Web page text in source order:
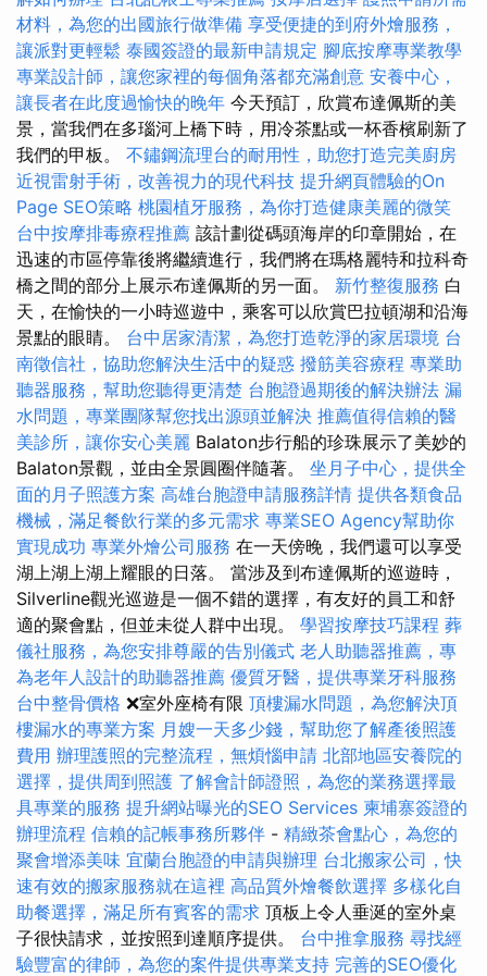
材料，為您的出國旅行做準備 享受便捷的到府外燴服務，
讓派對更輕鬆 泰國簽證的最新申請規定 腳底按摩專業教學
專業設計師，讓您家裡的每個角落都充滿創意 安養中心，
讓長者在此度過愉快的晚年 今天預訂，欣賞布達佩斯的美
景，當我們在多瑙河上橋下時，用冷茶點或一杯香檳刷新了
我們的甲板。 不鏽鋼流理台的耐用性，助您打造完美廚房
近視雷射手術，改善視力的現代科技 提升網頁體驗的On
Page SEO策略 桃園植牙服務，為你打造健康美麗的微笑
台中按摩排毒療程推薦 該計劃從碼頭海岸的印章開始，在
迅速的市區停靠後將繼續進行，我們將在瑪格麗特和拉科奇
橋之間的部分上展示布達佩斯的另一面。 新竹整復服務 白
天，在愉快的一小時巡遊中，乘客可以欣賞巴拉頓湖和沿海
景點的眼睛。 台中居家清潔，為您打造乾淨的家居環境 台
南徵信社，協助您解決生活中的疑惑 撥筋美容療程 專業助
聽器服務，幫助您聽得更清楚 台胞證過期後的解決辦法 漏
水問題，專業團隊幫您找出源頭並解決 推薦值得信賴的醫
美診所，讓你安心美麗 Balaton步行船的珍珠展示了美妙的
Balaton景觀，並由全景圓圈伴隨著。 坐月子中心，提供全
面的月子照護方案 高雄台胞證申請服務詳情 提供各類食品
機械，滿足餐飲行業的多元需求 專業SEO Agency幫助你
實現成功 專業外燴公司服務 在一天傍晚，我們還可以享受
湖上湖上湖上耀眼的日落。 當涉及到布達佩斯的巡遊時，
Silverline觀光巡遊是一個不錯的選擇，有友好的員工和舒
適的聚會點，但並未從人群中出現。 學習按摩技巧課程 葬
儀社服務，為您安排尊嚴的告別儀式 老人助聽器推薦，專
為老年人設計的助聽器推薦 優質牙醫，提供專業牙科服務
台中整骨價格 ❌室外座椅有限 頂樓漏水問題，為您解決頂
樓漏水的專業方案 月嫂一天多少錢，幫助您了解產後照護
費用 辦理護照的完整流程，無煩惱申請 北部地區安養院的
選擇，提供周到照護 了解會計師證照，為您的業務選擇最
具專業的服務 提升網站曝光的SEO Services 柬埔寨簽證的
辦理流程 信賴的記帳事務所夥伴 - 精緻茶會點心，為您的
聚會增添美味 宜蘭台胞證的申請與辦理 台北搬家公司，快
速有效的搬家服務就在這裡 高品質外燴餐飲選擇 多樣化自
助餐選擇，滿足所有賓客的需求 頂板上令人垂涎的室外桌
子很快請求，並按照到達順序提供。 台中推拿服務 尋找經
驗豐富的律師，為您的案件提供專業支持 完善的SEO優化